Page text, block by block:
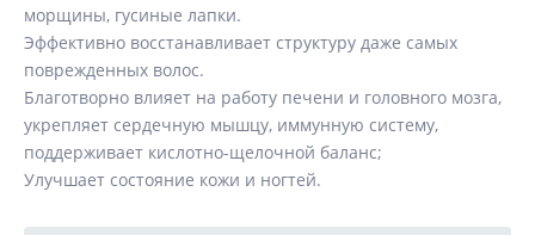
морщины, гусиные лапки.
Эффективно восстанавливает структуру даже самых
поврежденных волос.
Благотворно влияет на работу печени и головного мозга,
укрепляет сердечную мышцу, иммунную систему,
поддерживает кислотно-щелочной баланс;
Улучшает состояние кожи и ногтей.